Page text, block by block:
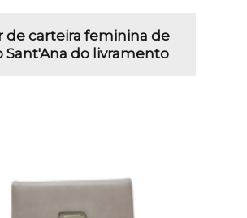
de carteira feminina de
Sant'Ana do livramento